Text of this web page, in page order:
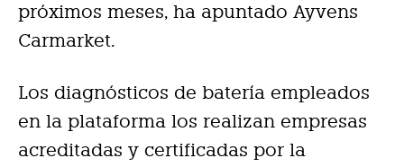
próximos meses, ha apuntado Ayvens
Carmarket.
Los diagnósticos de batería empleados
en la plataforma los realizan empresas
acreditadas y certificadas por la